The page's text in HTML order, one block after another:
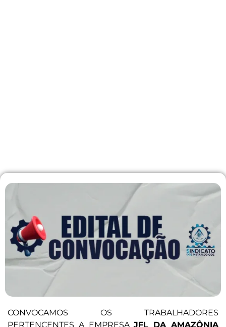
CONVOCAMOS OS TRABALHADORES
PERTENCENTES A EMPRESAJFL DA AMAZÔNIA